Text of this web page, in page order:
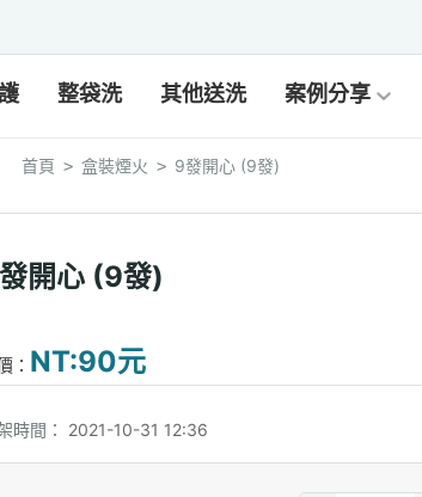
整袋洗 其他送洗 案例分享
首頁 > 盒裝煙火 > 9發開心 (9發)
開心 (9發)
： NT:90元
時間： 2021-10-31 12:36